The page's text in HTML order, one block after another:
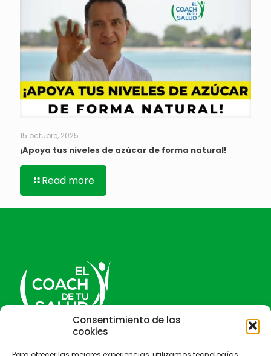
Consentimiento de las
cookies
15 octubre, 2025
¡Apoya tus niveles de azúcar de forma natural!
Read more